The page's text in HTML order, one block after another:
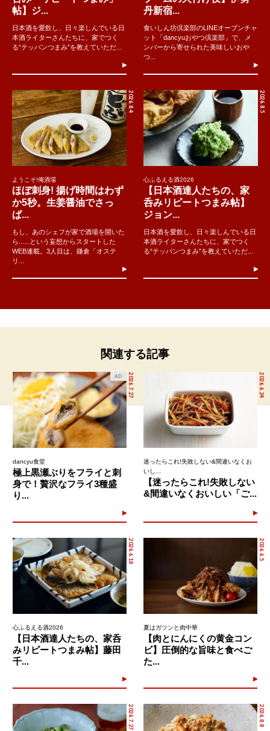
帖】ジ...
日本酒を愛飲し、日々楽しんでいる日
本酒ライターさんたちに、家でつく
る“テッパンつまみ”を教えていただ...
丹新宿...
食いしん坊倶楽部のLINEオープンチャ
ット「dancyuおやつ倶楽部」で、メ
ンバーから寄せられた美味しいおや
つ...
2026.8.4
ようこそ!俺酒場
ほぼ刺身! 揚げ時間はわず
か5秒。生姜醤油でさっ
ぱ...
もし、あのシェフが家で酒場を開いた
ら......という妄想からスタートした
WEB連載。3人目は、鎌倉「オステ
リ...
2026.8.5
心ふるえる酒2026
【日本酒達人たちの、家
呑みリピートつまみ帖】
ジョン...
日本酒を愛飲し、日々楽しんでいる日
本酒ライターさんたちに、家でつく
る“テッパンつまみ”を教えていただ...
関連する記事
2026.7.27
AD
dancyu食堂
極上黒瀬ぶりをフライと刺
身で！贅沢なフライ3種盛
り...
2026.6.24
迷ったらこれ!失敗しない&間違いなくお
いし...
【迷ったらこれ!失敗しない
&間違いなくおいしい「ご...
2026.6.18
心ふるえる酒2026
【日本酒達人たちの、家呑
みリピートつまみ帖】藤田
千...
2026.6.5
夏はガツンと肉中華
【肉とにんにくの黄金コン
ビ】圧倒的な旨味と食べご
た...
2026.7.27 2026.8.8